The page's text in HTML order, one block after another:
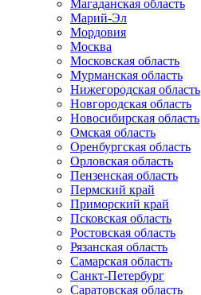
Магаданская область
Марий-Эл
Мордовия
Москва
Московская область
Мурманская область
Нижегородская область
Новгородская область
Новосибирская область
Омская область
Оренбургская область
Орловская область
Пензенская область
Пермский край
Приморский край
Псковская область
Ростовская область
Рязанская область
Самарская область
Санкт-Петербург
Саратовская область